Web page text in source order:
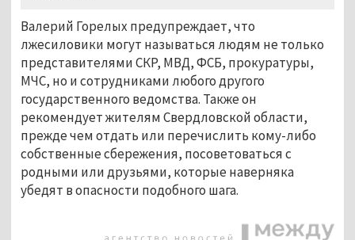
Валерий Горелых предупреждает, что
лжесиловики могут называться людям не только
представителями СКР, МВД, ФСБ, прокуратуры,
МЧС, но и сотрудниками любого другого
государственного ведомства. Также он
рекомендует жителям Свердловской области,
прежде чем отдать или перечислить кому-либо
собственные сбережения, посоветоваться с
родными или друзьями, которые наверняка
убедят в опасности подобного шага.